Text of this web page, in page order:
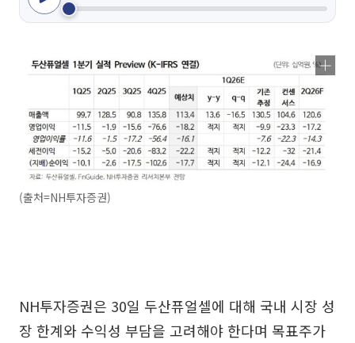
(출처=NH투자증권)
NH투자증권은 30일 두산퓨얼셀에 대해 국내 시장 성
장 한계와 수익성 부담을 고려해야 한다며 목표주가